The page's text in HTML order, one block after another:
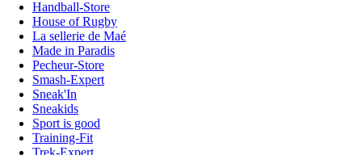
Handball-Store
House of Rugby
La sellerie de Maé
Made in Paradis
Pecheur-Store
Smash-Expert
Sneak'In
Sneakids
Sport is good
Training-Fit
Trek-Expert